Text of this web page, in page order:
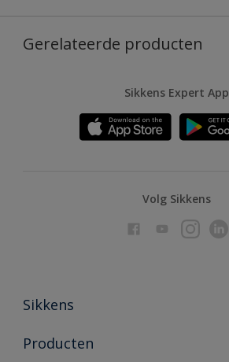
Gerelateerde producten
Sikkens Expert App
Volg Sikkens
Sikkens
Over Sikkens
Producten